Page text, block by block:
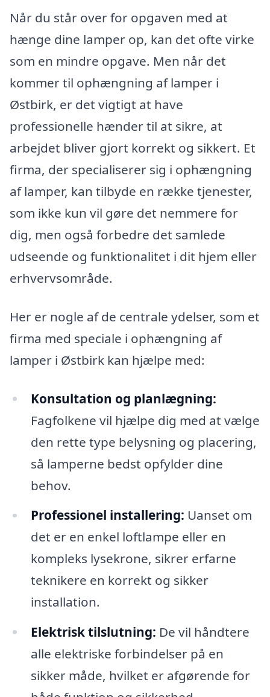
Når du står over for opgaven med at
hænge dine lamper op, kan det ofte virke
som en mindre opgave. Men når det
kommer til ophængning af lamper i
Østbirk, er det vigtigt at have
professionelle hænder til at sikre, at
arbejdet bliver gjort korrekt og sikkert. Et
firma, der specialiserer sig i ophængning
af lamper, kan tilbyde en række tjenester,
som ikke kun vil gøre det nemmere for
dig, men også forbedre det samlede
udseende og funktionalitet i dit hjem eller
erhvervsområde.
Her er nogle af de centrale ydelser, som et
firma med speciale i ophængning af
lamper i Østbirk kan hjælpe med:
Konsultation og planlægning:
Fagfolkene vil hjælpe dig med at vælge
den rette type belysning og placering,
så lamperne bedst opfylder dine
behov.
Professionel installering: Uanset om
det er en enkel loftlampe eller en
kompleks lysekrone, sikrer erfarne
teknikere en korrekt og sikker
installation.
Elektrisk tilslutning: De vil håndtere
alle elektriske forbindelser på en
sikker måde, hvilket er afgørende for